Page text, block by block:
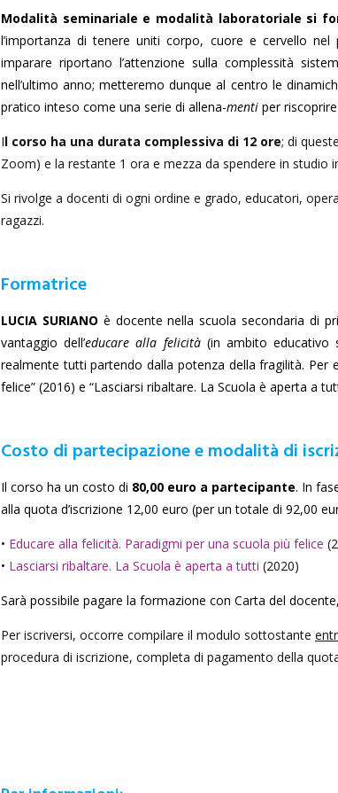
Modalità seminariale e modalità laboratoriale si
l’importanza di tenere uniti corpo, cuore e cervello nel
imparare riportano l’attenzione sulla complessità
nell’ultimo anno; metteremo dunque al centro le
pratico inteso come una serie di allena-menti per
Il corso ha una durata complessiva di 12 ore; di
Zoom) e la restante 1 ora e mezza da spendere in studio
Si rivolge a docenti di ogni ordine e grado, educatori,
ragazzi.
Formatrice
LUCIA SURIANO è docente nella scuola secondaria di
vantaggio dell’educare alla felicità(in ambito educativo
realmente tutti partendo dalla potenza della fragilità. Per
felice” (2016) e “Lasciarsi ribaltare. La Scuola è aperta a
Costo di partecipazione e modalità di
Il corso ha un costo di 80,00 euro a partecipante. In
alla quota d’iscrizione 12,00 euro (per un totale di 92,00
• Educare alla felicità. Paradigmi per una scuola più felice
• Lasciarsi ribaltare. La Scuola è aperta a tutti (2020)
Sarà possibile pagare la formazione con Carta del
Per iscriversi, occorre compilare il modulo sottostante
procedura di iscrizione, completa di pagamento della